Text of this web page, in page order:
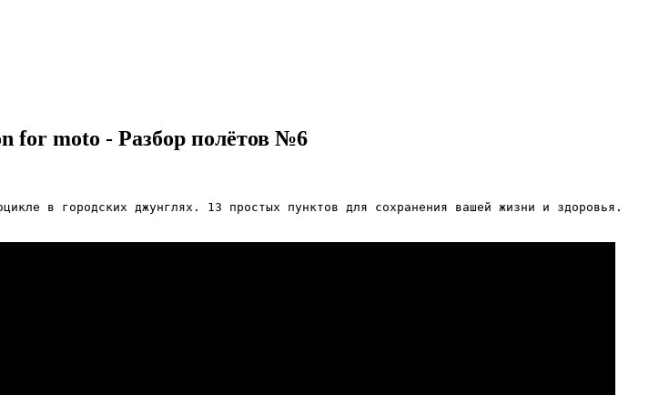
for moto - Разбор полётов №6
в городских джунглях. 13 простых пунктов для сохранения вашей жизни и здоровья.